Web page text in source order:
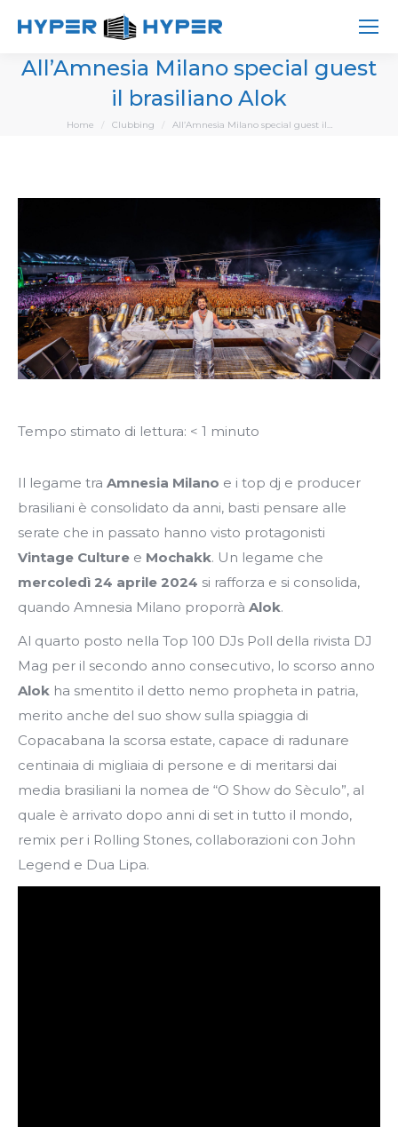
All’Amnesia Milano special guest
il brasiliano Alok
You are here:
Home Clubbing All’Amnesia Milano special guest il…
Tempo stimato di lettura: < 1 minuto
Il legame tra Amnesia Milano e i top dj e producer
brasiliani è consolidato da anni, basti pensare alle
serate che in passato hanno visto protagonisti
Vintage Culture e Mochakk. Un legame che
mercoledì 24 aprile 2024 si rafforza e si consolida,
quando Amnesia Milano proporrà Alok.
Al quarto posto nella Top 100 DJs Poll della rivista DJ
Mag per il secondo anno consecutivo, lo scorso anno
Alok ha smentito il detto nemo propheta in patria,
merito anche del suo show sulla spiaggia di
Copacabana la scorsa estate, capace di radunare
centinaia di migliaia di persone e di meritarsi dai
media brasiliani la nomea de “O Show do Sèculo”, al
quale è arrivato dopo anni di set in tutto il mondo,
remix per i Rolling Stones, collaborazioni con John
Legend e Dua Lipa.